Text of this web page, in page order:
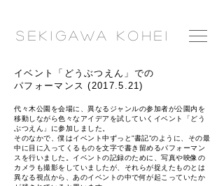
​Seki gawa Ko hei
イベント「どうぶつえん」での
パフォーマンス(2017.5.21)
代々木公園を会場に、異なるジャンルの参加者が公園内を
移動しながら色々なアイデアを試していくイベント「どう
ぶつえん」に参加しました。
そのなかで、僕はイベント中ずっと”書記”のように、その最
中に目に入ってくるものを文字で書き留めるパフォーマン
スを行いました。イベントの記録のために、写真や映像の
カメラも撮影をしていましたが、
それらが捉えたものとは
異なる視点から
、あのイベントの中で何が起こっていたか